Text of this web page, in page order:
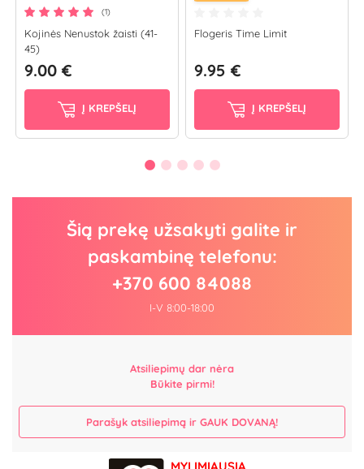
(1)
Kojinės Nenustok žaisti (41-
45)
9.00 €
Į KREPŠELĮ
Flogeris Time Limit
9.95 €
Į KREPŠELĮ
Šią prekę užsakyti galite ir
paskambinę telefonu:
+370 600 84088
I-V 8:00-18:00
Atsiliepimų dar nėra
Būkite pirmi!
Parašyk atsiliepimą ir GAUK DOVANĄ!